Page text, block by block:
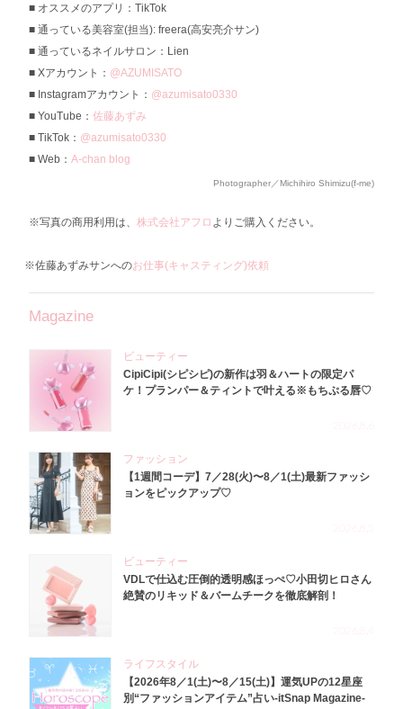
オススメのアプリ：TikTok
通っている美容室(担当): freera(高安亮介サン)
通っているネイルサロン：Lien
Xアカウント： @AZUMISATO
Instagramアカウント： @azumisato0330
YouTube： 佐藤あずみ
TikTok： @azumisato0330
Web： A-chan blog
Photographer／Michihiro Shimizu(f-me)
※写真の商用利用は、 株式会社アフロ よりご購入ください。
※佐藤あずみサンへのお仕事(キャスティング)依頼
Magazine
ビューティー
CipiCipi(シピシピ)の新作は羽＆ハートの限定パ
ケ！プランパー＆ティントで叶える※もちぷる唇♡
ファッション
【1週間コーデ】7／28(火)〜8／1(土)最新ファッシ
ョンをピックアップ♡
ビューティー
VDLで仕込む圧倒的透明感ほっぺ♡小田切ヒロさん
絶賛のリキッド＆バームチークを徹底解剖！
ライフスタイル
【2026年8／1(土)〜8／15(土)】運気UPの12星座
別“ファッションアイテム”占い-itSnap Magazine-